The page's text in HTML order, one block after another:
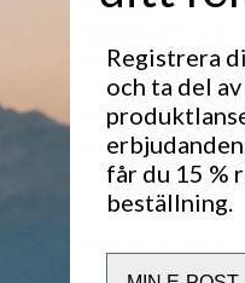
Prestanda
PROTECTION
Registrera
och ta del
får du 15 %
beställning.